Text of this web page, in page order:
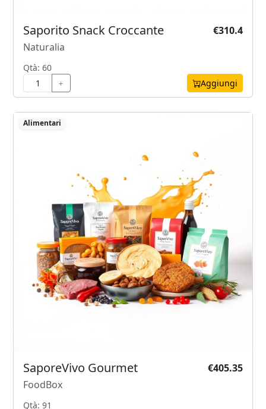
Saporito Snack Croccante
Naturalia
€310.4
Qtà: 60
Aggiungi
Alimentari
SaporeVivo Gourmet
FoodBox
€405.35
Qtà: 91